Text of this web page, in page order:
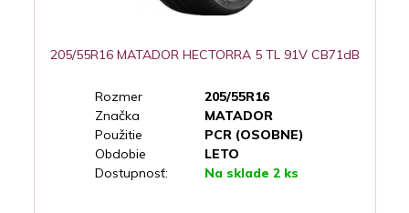
205/55R16 MATADOR HECTORRA 5 TL 91V CB71dB
Rozmer
205/55R16
Značka
MATADOR
Použitie
PCR (OSOBNE)
Obdobie
LETO
Dostupnosť:
Na sklade 2 ks